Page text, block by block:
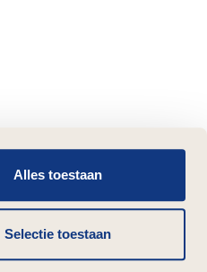
Alles toestaan
Selectie toestaan